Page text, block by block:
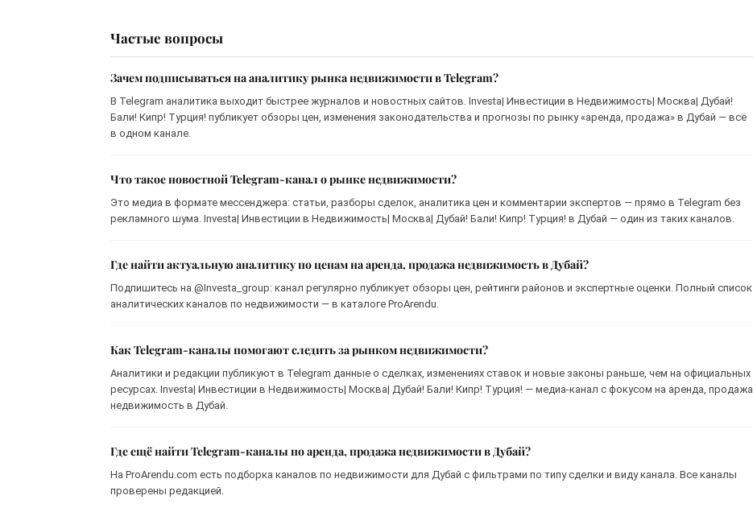
Частые вопросы
Зачем подписываться на аналитику рынка недвижимости в Telegram?
В Telegram аналитика выходит быстрее журналов и новостных сайтов. Investa| Инвестиции в Недвижимость| Москва| Дубай!
Бали! Кипр! Турция! публикует обзоры цен, изменения законодательства и прогнозы по рынку «аренда, продажа» в Дубай — всё
в одном канале.
Что такое новостной Telegram-канал о рынке недвижимости?
Это медиа в формате мессенджера: статьи, разборы сделок, аналитика цен и комментарии экспертов — прямо в Telegram без
рекламного шума. Investa| Инвестиции в Недвижимость| Москва| Дубай! Бали! Кипр! Турция! в Дубай — один из таких каналов.
Где найти актуальную аналитику по ценам на аренда, продажа недвижимость в Дубай?
Подпишитесь на @Investa_group: канал регулярно публикует обзоры цен, рейтинги районов и экспертные оценки. Полный список
аналитических каналов по недвижимости — в каталоге ProArendu.
Как Telegram-каналы помогают следить за рынком недвижимости?
Аналитики и редакции публикуют в Telegram данные о сделках, изменениях ставок и новые законы раньше, чем на официальных
ресурсах. Investa| Инвестиции в Недвижимость| Москва| Дубай! Бали! Кипр! Турция! — медиа-канал с фокусом на аренда, продажа
недвижимость в Дубай.
Где ещё найти Telegram-каналы по аренда, продажа недвижимости в Дубай?
На ProArendu.com есть подборка каналов по недвижимости для Дубай с фильтрами по типу сделки и виду канала. Все каналы
проверены редакцией.